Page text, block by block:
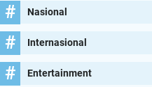
Nasional
Internasional
Entertainment